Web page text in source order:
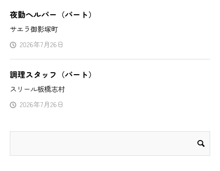
夜勤ヘルパー（パート）
サエラ御影塚町
2026年7月26日
調理スタッフ（パート）
スリール板橋志村
2026年7月26日